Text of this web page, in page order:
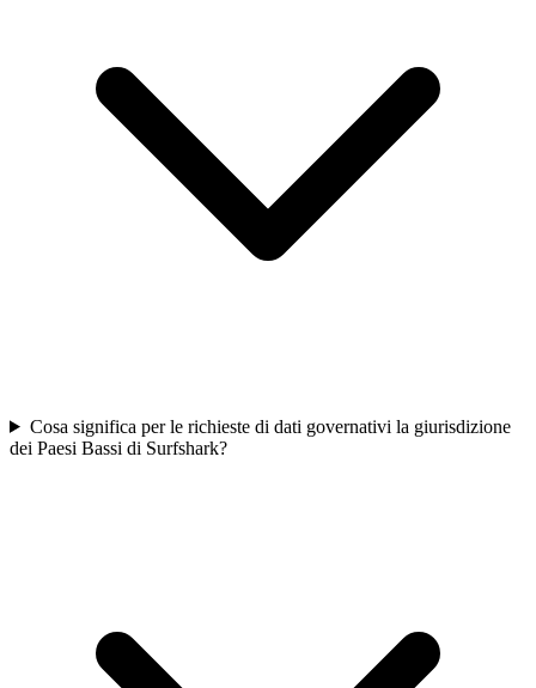
Cosa significa per le richieste di dati governativi la giurisdizione
dei Paesi Bassi di Surfshark?